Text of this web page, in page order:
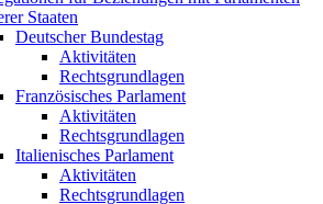
Staaten
Deutscher Bundestag
Aktivitäten
Rechtsgrundlagen
Französisches Parlament
Aktivitäten
Rechtsgrundlagen
Italienisches Parlament
Aktivitäten
Rechtsgrundlagen